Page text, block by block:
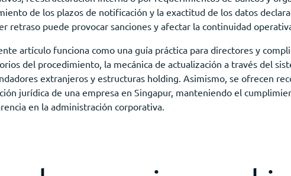
de los plazos de notificación y la exactitud de los datos
retraso puede provocar sanciones y afectar la continuidad
artículo funciona como una guía práctica para directores y
del procedimiento, la mecánica de actualización a través del
extranjeros y estructuras holding. Asimismo, se ofrecen
jurídica de una empresa en Singapur, manteniendo el
en la administración corporativa.